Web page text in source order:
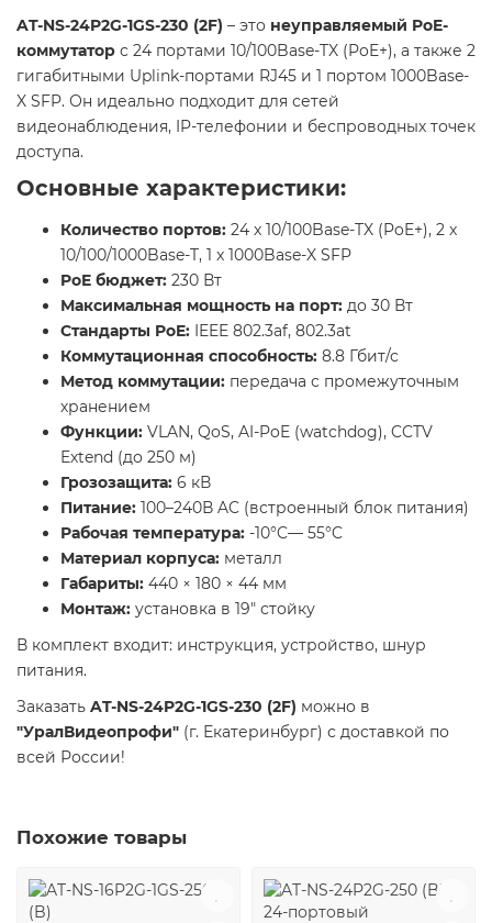
AT-NS-24P2G-1GS-230 (2F) – это неуправляемый PoE-
коммутатор с 24 портами 10/100Base-TX (PoE+), а также 2
гигабитными Uplink-портами RJ45 и 1 портом 1000Base-
X SFP. Он идеально подходит для сетей
видеонаблюдения, IP-телефонии и беспроводных точек
доступа.
Основные характеристики:
Количество портов: 24 x 10/100Base-TX (PoE+), 2 x
10/100/1000Base-T, 1 x 1000Base-X SFP
PoE бюджет: 230 Вт
Максимальная мощность на порт: до 30 Вт
Стандарты PoE: IEEE 802.3af, 802.3at
Коммутационная способность: 8.8 Гбит/с
Метод коммутации: передача с промежуточным
хранением
Функции: VLAN, QoS, AI-PoE (watchdog), CCTV
Extend (до 250 м)
Грозозащита: 6 кВ
Питание: 100–240В AC (встроенный блок питания)
Рабочая температура: -10°C— 55°C
Материал корпуса: металл
Габариты: 440 × 180 × 44 мм
Монтаж: установка в 19" стойку
В комплект входит: инструкция, устройство, шнур
питания.
Заказать AT-NS-24P2G-1GS-230 (2F) можно в
"УралВидеопрофи" (г. Екатеринбург) с доставкой по
всей России!
Похожие товары